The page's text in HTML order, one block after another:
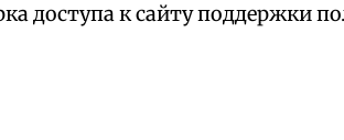
доступа к сайту поддержки